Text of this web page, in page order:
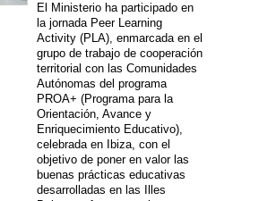
El Ministerio ha participado en
la jornada Peer Learning
Activity (PLA), enmarcada en el
grupo de trabajo de cooperación
territorial con las Comunidades
Autónomas del programa
PROA+ (Programa para la
Orientación, Avance y
Enriquecimiento Educativo),
celebrada en Ibiza, con el
objetivo de poner en valor las
buenas prácticas educativas
desarrolladas en las Illes